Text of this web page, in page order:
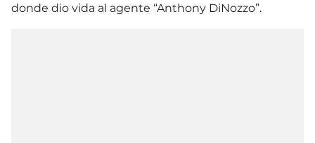
donde dio vida al agente “Anthony DiNozzo”.